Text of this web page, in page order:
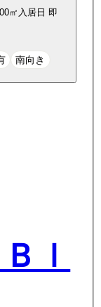
㎡ 入居日 即
南向き
ｌ